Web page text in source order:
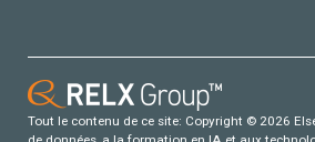
Tout le contenu de ce site: Copyright © 2026